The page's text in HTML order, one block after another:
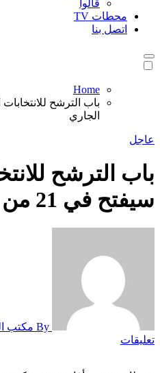
قالوا
محطات TV
اتصل بنا
Home
الجاري
عاجل
باب الترشح
سيفتح في 21 من الجاري
تعليقات